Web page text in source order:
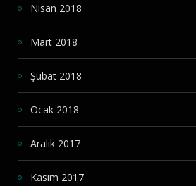
Nisan 2018
Mart 2018
Şubat 2018
Ocak 2018
Aralık 2017
Kasım 2017